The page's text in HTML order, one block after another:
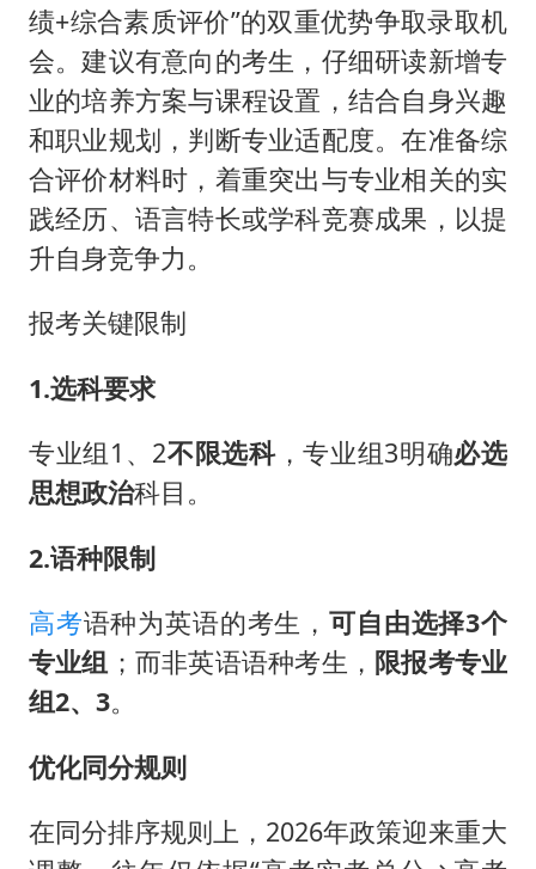
绩+综合素质评价”的双重优势争取录取机
会。建议有意向的考生，仔细研读新增专
业的培养方案与课程设置，结合自身兴趣
和职业规划，判断专业适配度。在准备综
合评价材料时，着重突出与专业相关的实
践经历、语言特长或学科竞赛成果，以提
升自身竞争力。
报考关键限制
1.选科要求
专业组1、2不限选科，专业组3明确必选
思想政治科目。
2.语种限制
高考语种为英语的考生，可自由选择3个
专业组 ；而非英语语种考生， 限报考专业
组2、3。
优化同分规则
在同分排序规则上，2026年政策迎来重大